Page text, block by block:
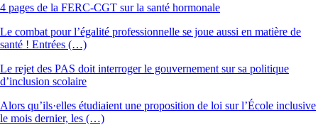
4 pages de la FERC-CGT sur la santé hormonale
Le combat pour l’égalité professionnelle se joue aussi en matière de
santé ! Entrées (…)
Le rejet des PAS doit interroger le gouvernement sur sa politique
d’inclusion scolaire
Alors qu’ils·elles étudiaient une proposition de loi sur l’École inclusive
le mois dernier, les (…)